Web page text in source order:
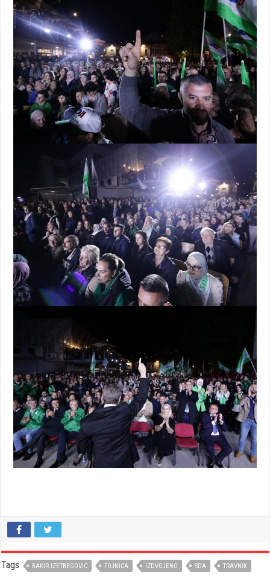
Tags BAKIR IZETBEGOVIC FOJNICA IZDVOJENO SDA TRAVNIK